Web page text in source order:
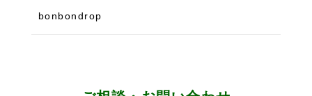
bonbondrop